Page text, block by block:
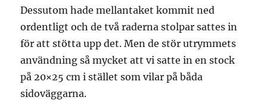
Dessutom hade mellantaket kommit ned
ordentligt och de två raderna stolpar sattes in
för att stötta upp det. Men de stör utrymmets
användning så mycket att vi satte in en stock
på 20×25 cm i stället som vilar på båda
sidoväggarna.